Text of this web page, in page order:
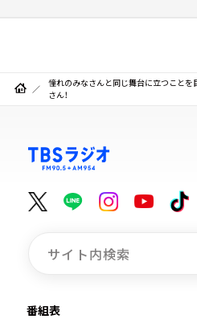
憧れのみなさんと同じ舞台に立つことを
さん！
番組表